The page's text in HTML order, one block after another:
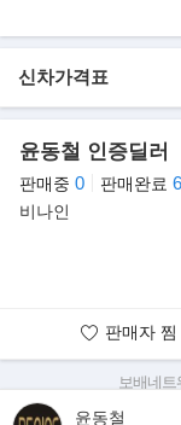
▶본 차량상태..
- 무사고 운행
- 몬트리얼 블루 바디
- 깔끔하게 관리된 내/
- 140마력 짜릿한 오
롱노즈 숏데크 스타
플랫폼에 E30의 리
1995년 9월부터 이
신차가격표
윤동철 인증딜러
판매중 0 판매완료 6
비나인
판매자 찜
윤동철
보배네
판매자가 직접 등